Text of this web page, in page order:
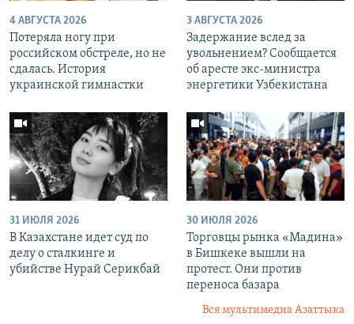
4 АВГУСТА 2026
Потеряла ногу при
российском обстреле, но не
сдалась. История
украинской гимнастки
3 АВГУСТА 2026
Задержание вслед за
увольнением? Сообщается
об аресте экс-министра
энергетики Узбекистана
31 ИЮЛЯ 2026
В Казахстане идет суд по
делу о сталкинге и
убийстве Нурай Серикбай
30 ИЮЛЯ 2026
Торговцы рынка «Мадина»
в Бишкеке вышли на
протест. Они против
переноса базара
Вся мультимедиа Азаттыка